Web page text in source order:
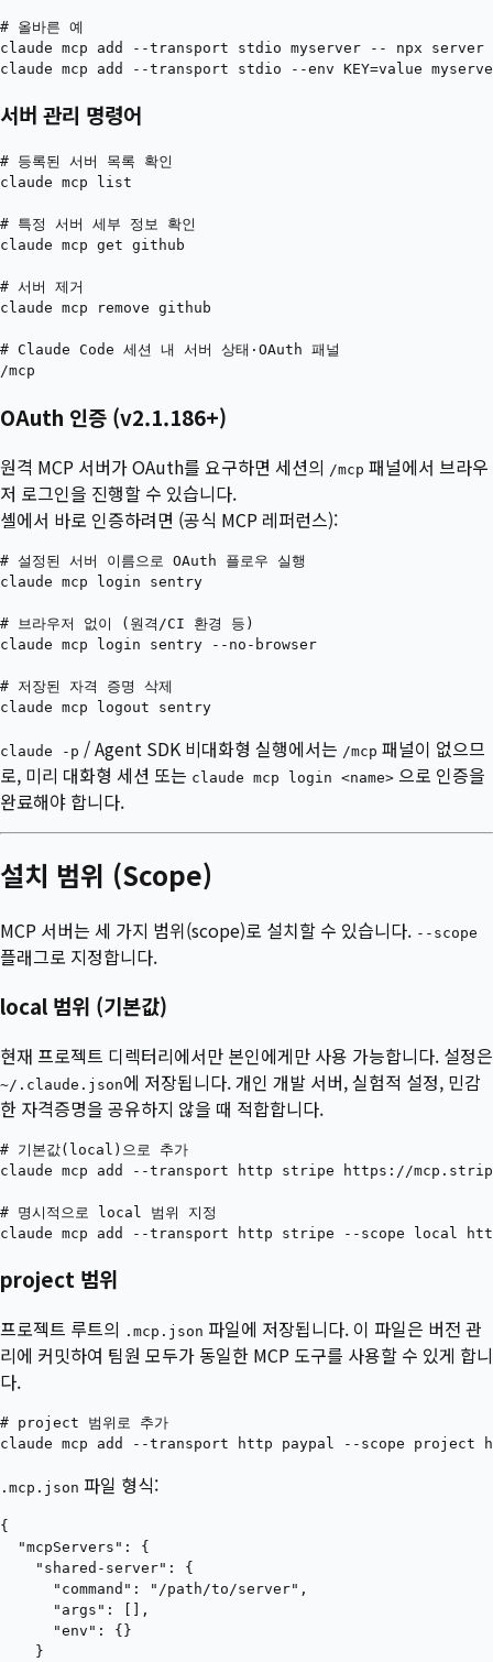
# 올바른 예
claude mcp add --transport stdio myserver -- npx server
서버 관리 명령어
# 등록된 서버 목록 확인
claude mcp list
# 특정 서버 세부 정보 확인
claude mcp get github
# 서버 제거
claude mcp remove github
# Claude Code 세션 내 서버 상태·OAuth 패널
OAuth 인증 (v2.1.186+)
원격 MCP 서버가 OAuth를 요구하면 세션의 /mcp 패널에서 브라우
저 로그인을 진행할 수 있습니다.
셸에서 바로 인증하려면 (공식 MCP 레퍼런스):
# 설정된 서버 이름으로 OAuth 플로우 실행
claude mcp login sentry
# 브라우저 없이 (원격/CI 환경 등)
claude mcp login sentry --no-browser
# 저장된 자격 증명 삭제
claude -p / Agent SDK 비대화형 실행에서는 /mcp 패널이 없으므
로, 미리 대화형 세션 또는 claude mcp login <name> 으로 인증을
완료해야 합니다.
설치 범위 (Scope)
MCP 서버는 세 가지 범위(scope)로 설치할 수 있습니다. --scope
플래그로 지정합니다.
local 범위 (기본값)
현재 프로젝트 디렉터리에서만 본인에게만 사용 가능합니다. 설정은
~/.claude.json에 저장됩니다. 개인 개발 서버, 실험적 설정, 민감
한 자격증명을 공유하지 않을 때 적합합니다.
# 기본값(local)으로 추가
claude mcp add --transport http stripe https://
# 명시적으로 local 범위 지정
project 범위
프로젝트 루트의 .mcp.json 파일에 저장됩니다. 이 파일은 버전 관
리에 커밋하여 팀원 모두가 동일한 MCP 도구를 사용할 수 있게 합니
다.
# project 범위로 추가
.mcp.json 파일 형식:
{
  "mcpServers": {
    "shared-server": {
      "command": "/path/to/server",
      "args": [],
      "env": {}
    }